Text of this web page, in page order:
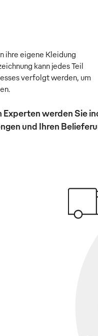
ihre eigene Kleidung
kann jedes Teil
verfolgt werden, um
Experten werden Sie
und Ihren